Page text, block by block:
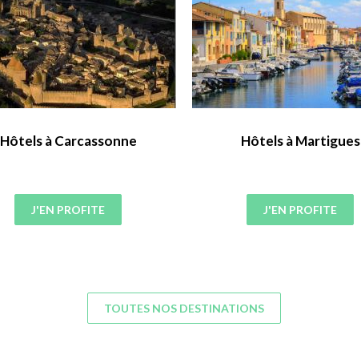
Hôtels à Carcassonne
J'EN PROFITE
Hôtels à Martigues
J'EN PROFITE
TOUTES NOS DESTINATIONS